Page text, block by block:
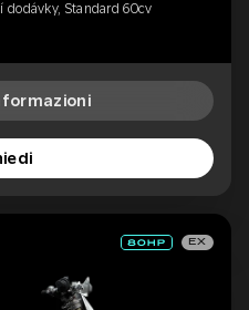
Standard 60cv
EX